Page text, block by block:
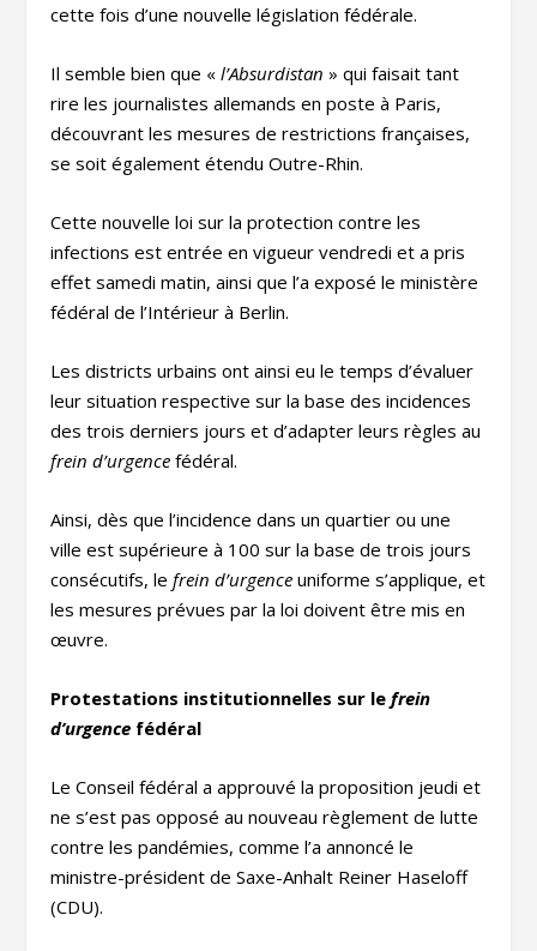
cette fois d’une nouvelle législation fédérale.
Il semble bien que «l’Absurdistan » qui faisait tant
rire les journalistes allemands en poste à Paris,
découvrant les mesures de restrictions françaises,
se soit également étendu Outre-Rhin.
Cette nouvelle loi sur la protection contre les
infections est entrée en vigueur vendredi et a pris
effet samedi matin, ainsi que l’a exposé le ministère
fédéral de l’Intérieur à Berlin.
Les districts urbains ont ainsi eu le temps d’évaluer
leur situation respective sur la base des incidences
des trois derniers jours et d’adapter leurs règles au
frein d’urgence fédéral.
Ainsi, dès que l’incidence dans un quartier ou une
ville est supérieure à 100 sur la base de trois jours
consécutifs, lefrein d’urgence uniforme s’applique, et
les mesures prévues par la loi doivent être mis en
œuvre.
Protestations institutionnelles sur lefrein
d’urgence fédéral
Le Conseil fédéral a approuvé la proposition jeudi et
ne s’est pas opposé au nouveau règlement de lutte
contre les pandémies, comme l’a annoncé le
ministre-président de Saxe-Anhalt Reiner Haseloff
(CDU).